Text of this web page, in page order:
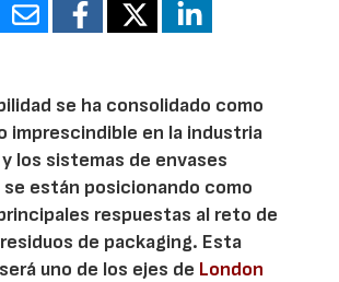
se ha consolidado como
imprescindible en la industria
los sistemas de envases
se están posicionando como
respuestas al reto de
de packaging. Esta
uno de los ejes de London